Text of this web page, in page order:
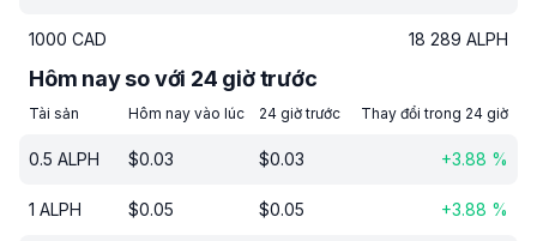
1000 CAD 18 289 ALPH
Hôm nay so với 24 giờ trước
Tài sản Hôm nay vào lúc 24 giờ trước Thay đổi trong 24 giờ
0.5 ALPH $0.03 $0.03 +3.88 %
1 ALPH $0.05 $0.05 +3.88 %